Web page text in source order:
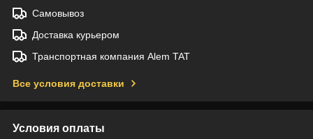
Самовывоз
Доставка курьером
Транспортная компания Alem TAT
Все условия доставки
Условия оплаты